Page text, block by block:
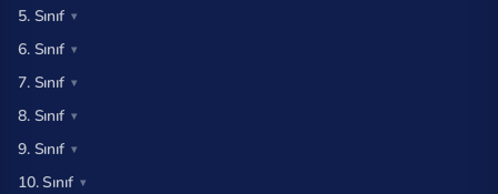
5. Sınıf
6. Sınıf
7. Sınıf
8. Sınıf
9. Sınıf
10. Sınıf